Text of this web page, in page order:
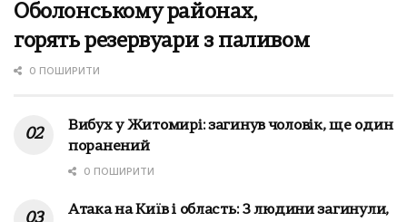
Оболонському районах,
горять резервуари з паливом
0 ПОШИРИТИ
Вибух у Житомирі: загинув чоловік, ще один
поранений
0 ПОШИРИТИ
Атака на Київ і область: 3 людини загинули,